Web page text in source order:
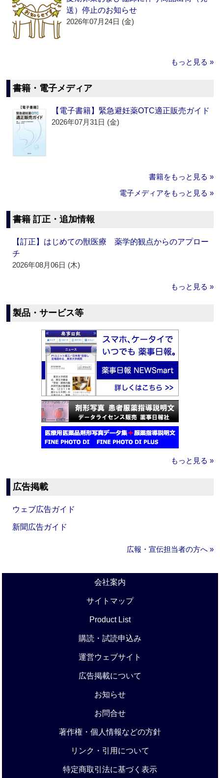
送）停止のお知らせ
2026年07月24日 (金)
もっと見る »
書籍・電子メディア
【電子書籍】緊急避妊薬OTC適正販売ガイド
2026年07月31日 (金)
書籍をもっと見る »
電子メディアをもっと見る »
書籍 訂正・追加情報
【訂正】はじめての獣医療 薬学的観点からのアプロー
チ
2026年08月06日 (木)
もっと見る »
製品・サービス等
もっと見る »
広告掲載
ウェブ広告ガイド
新聞広告ガイド
広報・宣伝担当者の方へ »
会社案内
サイトマップ
Product List
購読・試読申込み
運営ウェブサイト
広告掲載について
お知らせ
お問合せ
著作権・個人情報などの方針
リンク・引用について
特定商取引法に基づく表示